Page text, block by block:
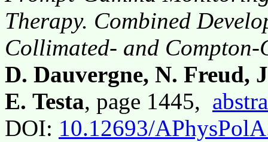
Therapy. Combined
Collimated- and Compton-
D. Dauvergne, N. Freud,
E. Testa, page 1445,
DOI: 10.12693/